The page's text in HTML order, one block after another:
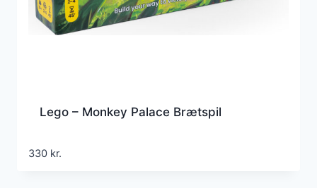
Lego – Monkey Palace Brætspil
330 kr.